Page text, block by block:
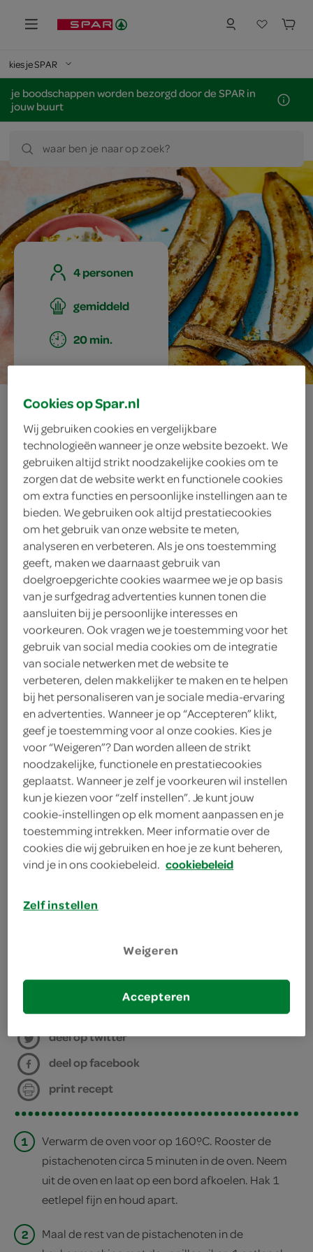
kies je SPAR
je boodschappen worden bezorgd door de SPAR in
jouw buurt
waar ben je naar op zoek?
4 personen
gemiddeld
20 min.
gegrilde banaan
met
pistacheroom
ingrediënten
2 theelepels kokosolie
2 theelepels boter
4 bananen
200 milliliter room
50 gram roomkaas
2 eetlepels suiker
1 zakje vanillesuiker
20 gram pistachenoten
kies je winkel
benodigdheden
deel op twitter
deel op facebook
print recept
1
Verwarm de oven voor op 160ºC. Rooster de
pistachenoten circa 5 minuten in de oven. Neem
uit de oven en laat op een bord afkoelen. Hak 1
eetlepel fijn en houd apart.
2
Maal de rest van de pistachenoten in de
Cookies op Spar.nl
Wij gebruiken cookies en vergelijkbare
technologieën wanneer je onze website bezoekt. We
gebruiken altijd strikt noodzakelijke cookies om te
zorgen dat de website werkt en functionele cookies
om extra functies en persoonlijke instellingen aan te
bieden. We gebruiken ook altijd prestatiecookies
om het gebruik van onze website te meten,
analyseren en verbeteren. Als je ons toestemming
geeft, maken we daarnaast gebruik van
doelgroepgerichte cookies waarmee we je op basis
van je surfgedrag advertenties kunnen tonen die
aansluiten bij je persoonlijke interesses en
voorkeuren. Ook vragen we je toestemming voor het
gebruik van social media cookies om de integratie
van sociale netwerken met de website te
verbeteren, delen makkelijker te maken en te helpen
bij het personaliseren van je sociale media-ervaring
en advertenties. Wanneer je op “Accepteren” klikt,
geef je toestemming voor al onze cookies. Kies je
voor “Weigeren”? Dan worden alleen de strikt
noodzakelijke, functionele en prestatiecookies
geplaatst. Wanneer je zelf je voorkeuren wil instellen
kun je kiezen voor “zelf instellen”. Je kunt jouw
cookie-instellingen op elk moment aanpassen en je
toestemming intrekken. Meer informatie over de
cookies die wij gebruiken en hoe je ze kunt beheren,
vind je in ons cookiebeleid. cookiebeleid
Zelf instellen
Weigeren
Accepteren